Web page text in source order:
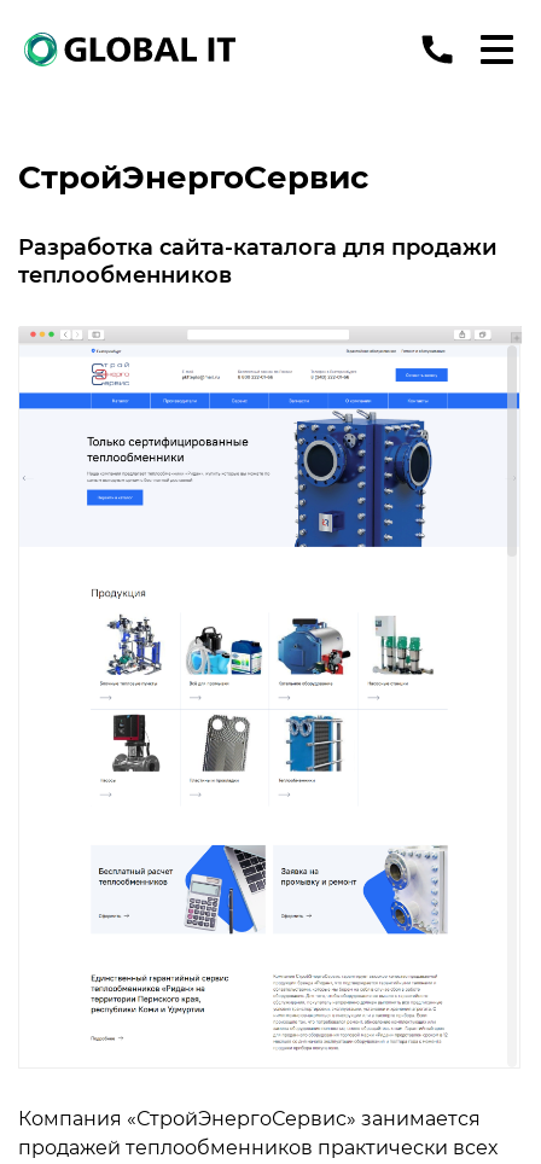
СтройЭнергоСервис
Разработка сайта-каталога для продажи
теплообменников
Компания «СтройЭнергоСервис» занимается
продажей теплообменников практически всех